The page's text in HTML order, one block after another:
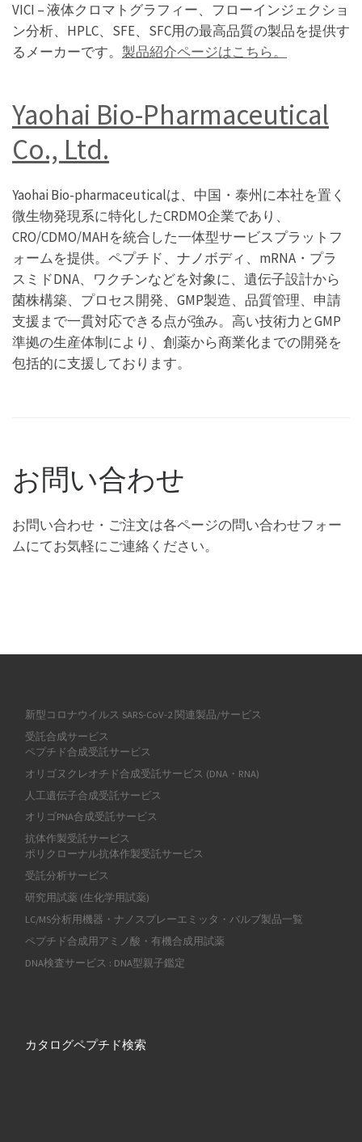
VICI – 液体クロマトグラフィー、フローインジェクショ
ン分析、HPLC、SFE、SFC用の最高品質の製品を提供す
るメーカーです。 製品紹介ページはこちら。
Yaohai Bio-Pharmaceutical
Co., Ltd.
Yaohai Bio-pharmaceuticalは、中国・泰州に本社を置く
微生物発現系に特化したCRDMO企業であり、
CRO/CDMO/MAHを統合した一体型サービスプラットフ
ォームを提供。ペプチド、ナノボディ、mRNA・プラ
スミドDNA、ワクチンなどを対象に、遺伝子設計から
菌株構築、プロセス開発、GMP製造、品質管理、申請
支援まで一貫対応できる点が強み。高い技術力とGMP
準拠の生産体制により、創薬から商業化までの開発を
包括的に支援しております。
お問い合わせ
お問い合わせ・ご注文は各ページの問い合わせフォー
ムにてお気軽にご連絡ください。
新型コロナウイルス SARS-CoV-2 関連製品/サービス
受託合成サービス
ペプチド合成受託サービス
オリゴヌクレオチド合成受託サービス (DNA・RNA)
人工遺伝子合成受託サービス
オリゴPNA合成受託サービス
抗体作製受託サービス
ポリクローナル抗体作製受託サービス
受託分析サービス
研究用試薬 (生化学用試薬)
LC/MS分析用機器・ナノスプレーエミッタ・バルブ製品一覧
ペプチド合成用アミノ酸・有機合成用試薬
DNA検査サービス : DNA型親子鑑定
カタログペプチド検索